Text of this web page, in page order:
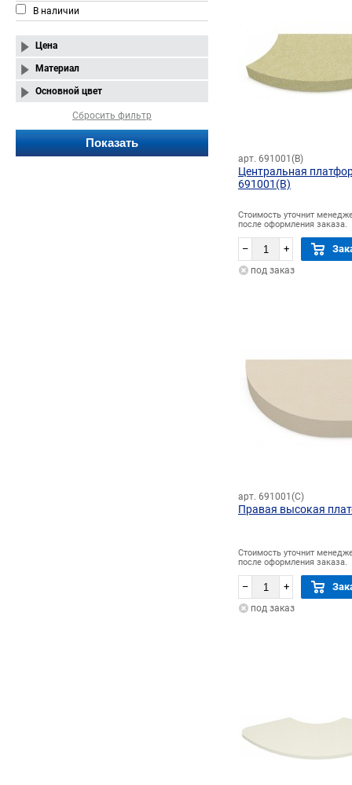
В наличии
Цена
Материал
Основной цвет
Сбросить фильтр
арт. 691001(В)
Центральная
691001(В)
Стоимость уточнит
после оформления заказа.
– +
под заказ
арт. 691001(С)
Правая высокая
Стоимость уточнит
после оформления заказа.
– +
под заказ